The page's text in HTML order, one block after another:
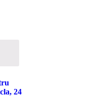
24